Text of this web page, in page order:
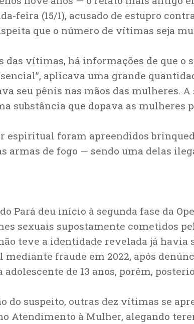
feira (15/1), acusado de estupro
que o número de vítimas seja
das vítimas, há informações de que
aplicava uma grande
seu pênis nas mãos das mulheres. A
substância que dopava as mulheres
espiritual foram apreendidos
armas de fogo — sendo uma delas
Pará deu início à segunda fase da
sexuais supostamente cometidos
teve a identidade revelada já
mediante fraude em 2022, após
adolescente de 13 anos, porém,
do suspeito, outras dez vítimas se
Atendimento à Mulher, alegando